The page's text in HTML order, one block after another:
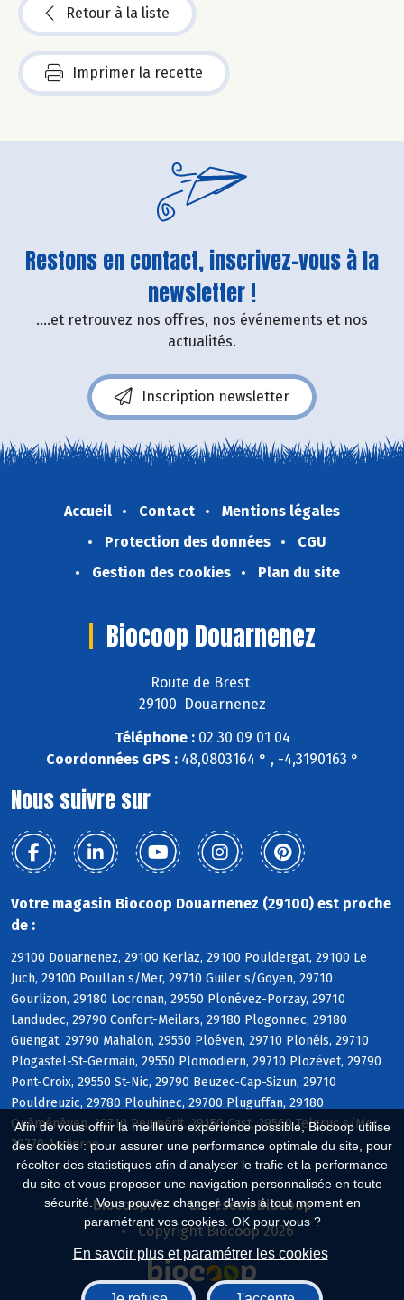
Afin de vous offrir la meilleure expérience possible, Biocoop utilise
des cookies : pour assurer une performance optimale du site, pour
récolter des statistiques afin d'analyser le trafic et la performance
du site et vous proposer une navigation personnalisée en toute
sécurité. Vous pouvez changer d'avis à tout moment en
paramétrant vos cookies. OK pour vous ?
En savoir plus et paramétrer les cookies
Retour à la liste
Imprimer la recette
Restons en contact, inscrivez-vous à la
newsletter !
....et retrouvez nos offres, nos événements et nos
actualités.
Inscription newsletter
Accueil Contact
Mentions légales
Protection des données
CGU
Gestion des cookies
Plan du site
Biocoop Douarnenez
Route de Brest
29100 Douarnenez
Téléphone :02 30 09 01 04
Coordonnées GPS :48,0803164 ° , -4,3190163 °
Nous suivre sur
Votre magasin Biocoop Douarnenez (29100) est proche
de :
29100 Douarnenez, 29100 Kerlaz, 29100 Pouldergat, 29100 Le
Juch, 29100 Poullan s/Mer, 29710 Guiler s/Goyen, 29710
Gourlizon, 29180 Locronan, 29550 Plonévez-Porzay, 29710
Landudec, 29790 Confort-Meilars, 29180 Plogonnec, 29180
Guengat, 29790 Mahalon, 29550 Ploéven, 29710 Plonéis, 29710
Plogastel-St-Germain, 29550 Plomodiern, 29710 Plozévet, 29790
Pont-Croix, 29550 St-Nic, 29790 Beuzec-Cap-Sizun, 29710
Pouldreuzic, 29780 Plouhinec, 29700 Pluguffan, 29180
Quéménéven, 29710 Peumérit, 29150 Cast, 29560 Telgruc s/Mer,
29770 Audierne
Biocoop.fr
Le réseau Biocoop
Copyright Biocoop 2026